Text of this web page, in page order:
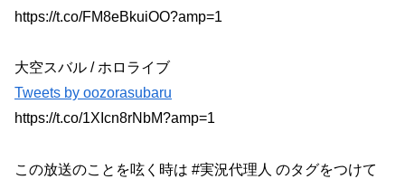
https://t.co/FM8eBkuiOO?amp=1
大空スバル / ホロライブ
Tweets by oozorasubaru
https://t.co/1XIcn8rNbM?amp=1
この放送のことを呟く時は #実況代理人​​​ のタグをつけて